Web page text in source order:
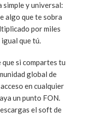
simple y universal:
algo que te sobra
por miles
igual que tú.
si compartes tu
global de
en cualquier
un punto FON.
el soft de